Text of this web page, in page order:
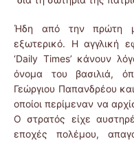
Ήδη από την πρώτη
εξωτερικό. Η αγγλική
‘Daily Times’ κάνουν
όνομα του βασιλιά,
Γεώργιου Παπανδρέου
οποίοι περίμεναν να
Ο στρατός είχε
εποχές πολέμου,